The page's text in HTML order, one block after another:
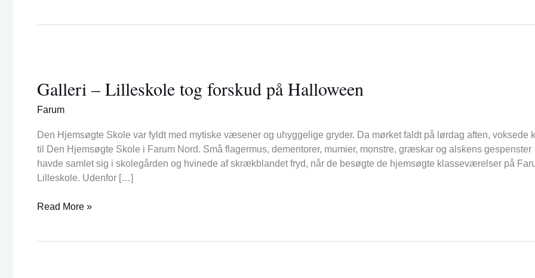
Galleri – Lilleskole tog forskud på Halloween
Farum
Den Hjemsøgte Skole var fyldt med mytiske væsener og uhyggelige gryder. Da mørket faldt på lørdag aften, voksede
til Den Hjemsøgte Skole i Farum Nord. Små flagermus, dementorer, mumier, monstre, græskar og alskens gespenster
havde samlet sig i skolegården og hvinede af skrækblandet fryd, når de besøgte de hjemsøgte klasseværelser på
Lilleskole. Udenfor […]
Lilleskole
tog
forskud
Halloween
Read More »